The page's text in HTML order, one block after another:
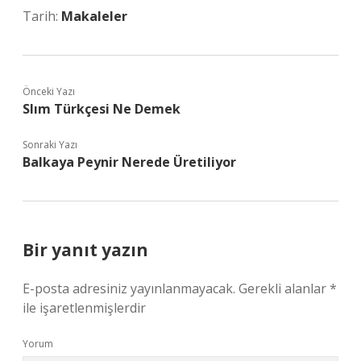
Tarih: Makaleler
Önceki Yazı
Slım Türkçesi Ne Demek
Sonraki Yazı
Balkaya Peynir Nerede Üretiliyor
Bir yanıt yazın
E-posta adresiniz yayınlanmayacak. Gerekli alanlar*
ile işaretlenmişlerdir
Yorum